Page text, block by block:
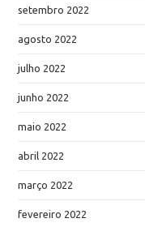
setembro 2022
agosto 2022
julho 2022
junho 2022
maio 2022
abril 2022
março 2022
fevereiro 2022